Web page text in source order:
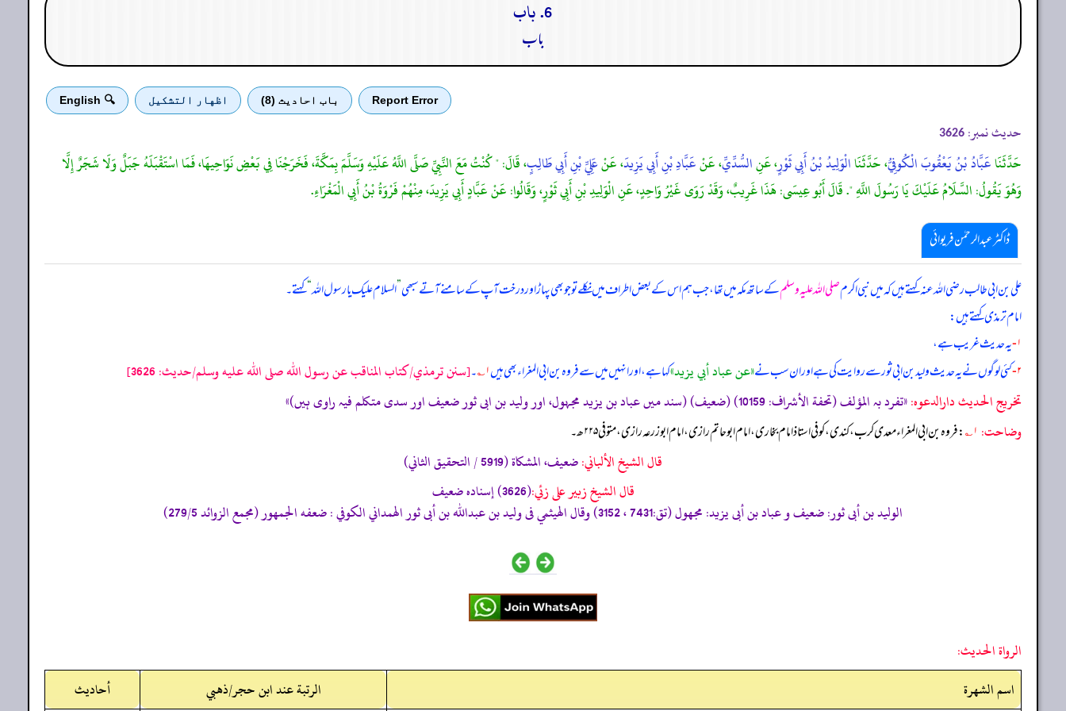
6. باب
باب
Report Error باب احادیث (8) اظهار التشكيل 🔍 English
حدیث نمبر: 3626
حَدَّثَنَاعَبَّادُ بْنُ يَعْقُوبَ الْكُوفِيُّ، حَدَّثَنَاالْوَلِيدُ بْنُ أَبِي ثَوْرٍ، عَنِالسُّدِّيِّ، عَنْعَبَّادِ بْنِ أَبِي يَزِيدَ، عَنْعَلِيِّ بْنِ أَبِي طَالِبٍ، قَالَ: " كُنْتُ مَعَ النَّبِيِّ صَلَّى اللَّهُ عَلَيْهِ وَسَلَّمَ بِمَكَّةَ، فَخَرَجْنَا فِي بَعْضِ نَوَاحِيهَا، فَمَا اسْتَقْبَلَهُ جَبَلٌ وَلَا شَجَرٌ إِلَّا
وَهُوَ يَقُولُ: السَّلَامُ عَلَيْكَ يَا رَسُولَ اللَّهِ ". قَالَ أَبُو عِيسَى: هَذَا غَرِيبٌ، وَقَدْ رَوَى غَيْرُ وَاحِدٍ، عَنِ الْوَلِيدِ بْنِ أَبِي ثَوْرٍ، وَقَالُوا: عَنْ عَبَّادٍ أَبِي يَزِيدَ، مِنْهُمْ فَرْوَةُ بْنُ أَبِي الْمَغْرَاءِ.
ڈاکٹر عبدالرحمٰن فریوائی
علی بن ابی طالب رضی الله عنہ کہتے ہیں کہمیں نبی اکرمصلی اللہ علیہ وسلمکے ساتھ مکہ میں تھا، جب ہم اس کے بعض اطراف میں نکلے تو جو بھی پہاڑ اور درخت آپ کے سامنے آتے سبھی”السلام علیک یا رسول اللہ“کہتے۔
امام ترمذی کہتے ہیں:
۱- یہ حدیث غریب ہے،
۲- کئی لوگوں نے یہ حدیث ولید بن ابی ثور سے روایت کی ہے اور ان سب نے«عن عباد أبي يزيد»کہا ہے، اور انہیں میں سے فروہ بن ابی المغراء بھی ہیں۱؎ ۔[سنن ترمذي/كتاب المناقب عن رسول الله صلى الله عليه وسلم/حدیث: 3626]
تخریج الحدیث دارالدعوہ:«تفرد بہ المؤلف (تحفة الأشراف: 10159) (ضعیف) (سند میں عباد بن یزید مجہول، اور ولید بن ابی ثور ضعیف اور سدی متکلم فیہ راوی ہیں)»
وضاحت: ۱؎ : فروہ بن ابی المغراء معدی کرب، کندی، کوفی استاذ امام بخاری، امام ابوحاتم رازی، امام ابوزرعہ رازی، متوفی ۲۲۵ھ۔
قال الشيخ الألباني:ضعيف، المشكاة (5919 / التحقيق الثاني)
قال الشيخ زبير على زئي:(3626) إسناده ضعيف
الوليد بن أبى ثور: ضعيف و عباد بن أبى يزيد: مجهول (تق:7431 ، 3152) وقال الهيثمي فى وليد بن عبدالله بن أبى ثور الهمداني الكوفي : ضعفه الجمهور (مجمع الزوائد 279/5)
الرواة الحديث:
اسم الشهرة
الرتبة عند ابن حجر/ذهبي
أحاديث